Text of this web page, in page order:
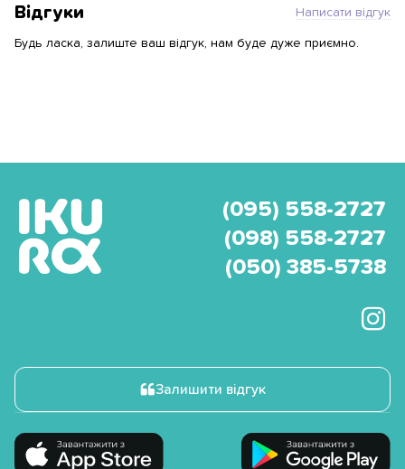
Відгуки Написати відгук
Будь ласка, залиште ваш відгук, нам буде дуже приємно.
(095) 558-2727
(098) 558-2727
(050) 385-5738
Залишити відгук